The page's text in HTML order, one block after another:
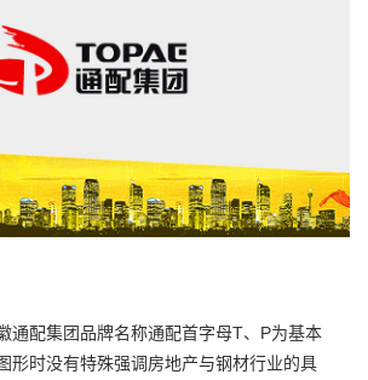
通配集团品牌名称通配首字母T、P为基本
形时没有特殊强调房地产与钢材行业的具